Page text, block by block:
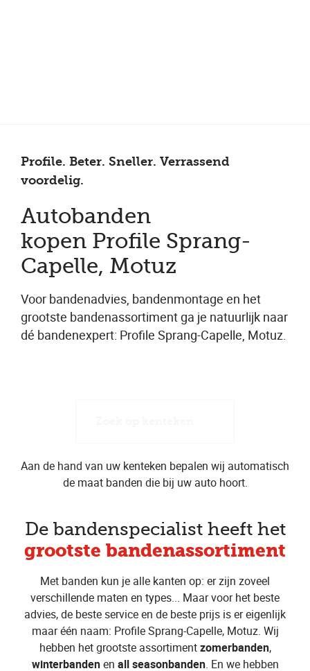
Profile. Beter. Sneller. Verrassend
voordelig.
Autobanden
kopen Profile Sprang-
Capelle, Motuz
Voor bandenadvies, bandenmontage en het
grootste bandenassortiment ga je natuurlijk naar
dé bandenexpert: Profile Sprang-Capelle, Motuz.
Aan de hand van uw kenteken bepalen wij automatisch
de maat banden die bij uw auto hoort.
De bandenspecialist heeft het
grootste bandenassortiment
Met banden kun je alle kanten op: er zijn zoveel
verschillende maten en types... Maar voor het beste
advies, de beste service en de beste prijs is er eigenlijk
maar één naam: Profile Sprang-Capelle, Motuz. Wij
hebben het grootste assortimentzomerbanden,
winterbandenen all seasonbanden. En we hebben